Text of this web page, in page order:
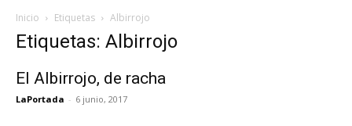
Portada
Inicio Etiquetas Albirrojo
Etiquetas: Albirrojo
El Albirrojo, de racha
LaPortada - 6 junio, 2017